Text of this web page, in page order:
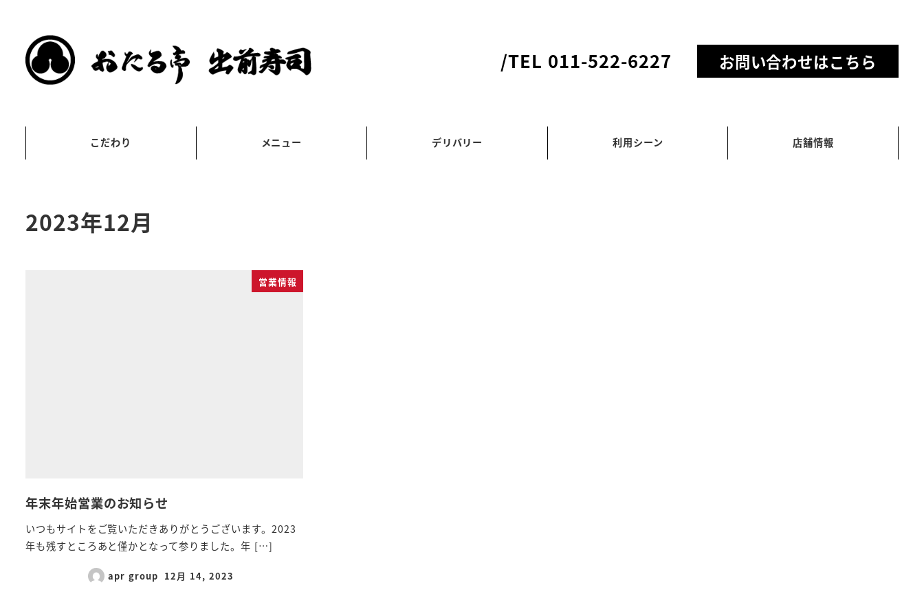
/TEL 011-522-6227 お問い合わせはこちら
こだわり メニュー デリバリー 利用シーン 店舗情報
2023年12月
営業情報
年末年始営業のお知らせ
いつもサイトをご覧いただきありがとうございます。2023
年も残すところあと僅かとなって参りました。年 […]
apr group 12月 14, 2023